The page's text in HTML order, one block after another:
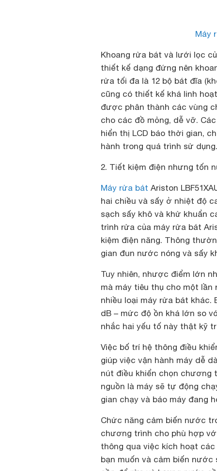
Máy
Khoang rửa bát và lưới lọc
thiết kế dạng đứng nên
rửa tối đa là 12 bộ bát đĩa
cũng có thiết kế khá linh
được phân thành các vùng
cho các đồ mỏng, dễ vỡ.
hiển thị LCD báo thời gian,
hành trong quá trình sử dụng.
2. Tiết kiệm điện nhưng tốn
Máy rửa bát Ariston
hai chiều và sấy ở nhiệt độ
sạch sấy khô và khử khuẩn
trình rửa của máy rửa bát
kiệm điện năng. Thông
gian đun nước nóng và sấy
Tuy nhiên, nhược điểm lớn
mà máy tiêu thụ cho một lần
nhiều loại máy rửa bát khác.
dB – mức độ ồn khá lớn so
nhắc hai yếu tố này thật kỹ
Việc bố trí hệ thông điều
giúp việc vận hành máy dễ
nút điều khiển chọn chương
nguồn là máy sẽ tự động
gian chạy và báo máy đang
Chức năng cảm biến nước
chương trình cho phù hợp
thông qua việc kích hoạt
bạn muốn và cảm biến